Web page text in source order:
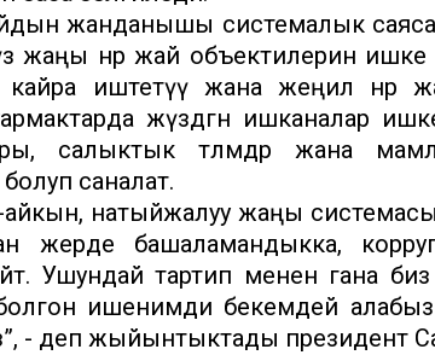
жанданышы системалык
өнөр жай объектилерин ишке
иштетүү жана жеңил өнөр
тармактарда жүздөгөн ишканалар
салыктык төлөмдөр жана
саналат.
натыйжалуу жаңы
жерде башаламандыкка,
Ушундай тартип менен гана
ишенимди бекемдей
- деп жыйынтыктады президент